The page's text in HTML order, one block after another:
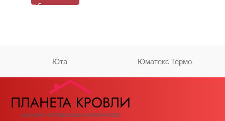
Юта Юматекс Термо